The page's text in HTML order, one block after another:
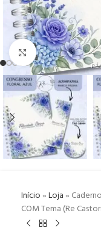
Click to enlarge
Início»Loja»
COM Tema (Re